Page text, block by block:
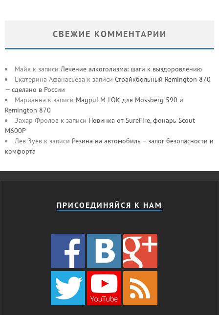
СВЕЖИЕ КОММЕНТАРИИ
Майя к записи Лечение алкоголизма: шаги к выздоровлению
Екатерина Афанасьева к записи Страйкбольный Remington 870
— сделано в России
Марианна к записи Magpul M-LOK для Mossberg 590 и
Remington 870
Захар Фролов к записи Новинка от SureFire, фонарь Scout
M600P
Лев Зуев к записи Резина на автомобиль – залог безопасности и
комфорта
ПРИСОЕДИНЯЙСЯ К НАМ